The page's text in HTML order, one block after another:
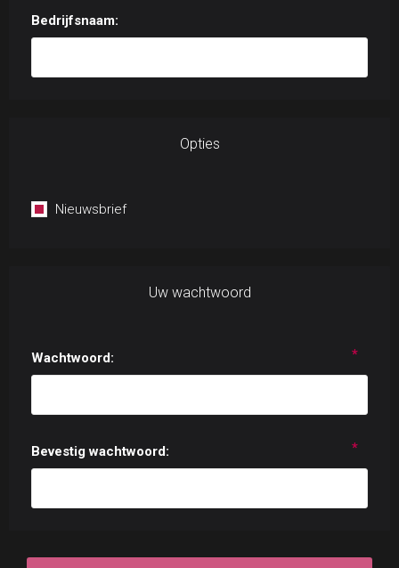
Bedrijfsnaam:
Opties
Nieuwsbrief
Uw wachtwoord
Wachtwoord: *
Bevestig wachtwoord: *